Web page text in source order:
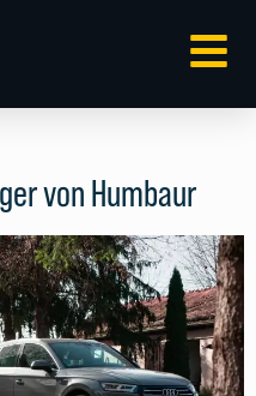
von Humbaur